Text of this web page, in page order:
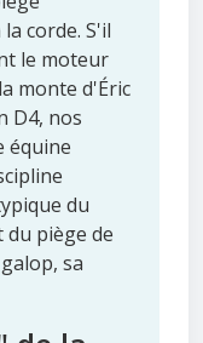
corde. S'il
le moteur
monte d'Éric
D4, nos
équine
du
piège de
sa